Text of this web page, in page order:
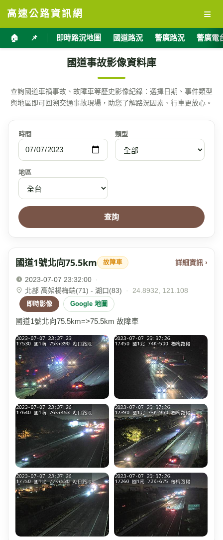
高速公路資訊網 ≡
🏠 📌 即時路況地圖 國道路況 警廣路況 警廣電
國道事故影像資料庫
查詢國道車禍事故、故障車等歷史影像紀錄：選擇日期、事件類型
與地區即可回溯交通事故現場，助您了解路況因素、行車更放心。
時間 類型
地區
查詢
國道1號北向75.5km 故障車 詳細資訊 ›
2023-07-07 23:32:00
·
北部 高架楊梅端(71) - 湖口(83)
· 24.8932, 121.108
即時影像 Google 地圖
國道1號北向75.5km=>75.5km 故障車